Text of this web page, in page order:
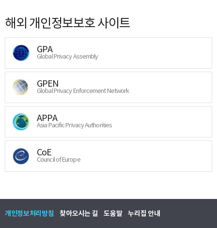
해외 개인정보보호 사이트
GPA
Global Privacy Assembly
GPEN
Global Privacy Enforcement Network
APPA
Asia Pacific Privacy Authorities
CoE
Council of Europe
개인정보처리방침 찾아오시는 길 도움말 누리집 안내